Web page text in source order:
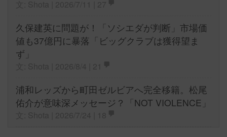
久保建英に問題が！「ソシエダが判断」市場価
値も37億円に暴落「ビッグクラブは獲得望ま
ず」
浦和レッズから町田ゼルビアへ完全移籍。松尾
佑介が意味深メッセージ？「NOT VIOLENCE」